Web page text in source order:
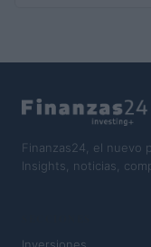
Finanzas24, el nuevo
Insights, noticias,